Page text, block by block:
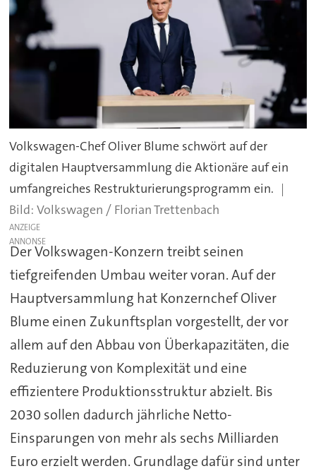
Volkswagen-Chef Oliver Blume schwört auf der
digitalen Hauptversammlung die Aktionäre auf ein
umfangreiches Restrukturierungsprogramm ein.
Volkswagen / Florian Trettenbach
ANZEIGE
Der Volkswagen-Konzern treibt seinen
tiefgreifenden Umbau weiter voran. Auf der
Hauptversammlung hat Konzernchef Oliver
Blume einen Zukunftsplan vorgestellt, der vor
allem auf den Abbau von Überkapazitäten, die
Reduzierung von Komplexität und eine
effizientere Produktionsstruktur abzielt. Bis
2030 sollen dadurch jährliche Netto-
Einsparungen von mehr als sechs Milliarden
Euro erzielt werden. Grundlage dafür sind unter